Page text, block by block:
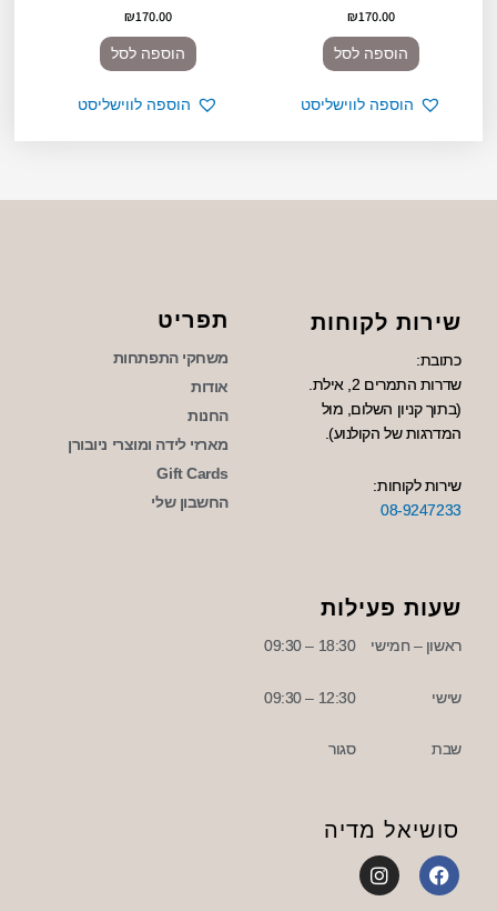
₪170.00
הוספה לסל
הוספה לווישליסט
₪170.00
הוספה לסל
הוספה לווישליסט
שירות לקוחות
כתובת:
שדרות התמרים 2, אילת.
(בתוך קניון השלום, מול
המדרגות של הקולנוע).
שירות לקוחות:
08-9247233
תפריט
משחקי התפתחות
אודות
החנות
מארזי לידה ומוצרי ניובורן
Gift Cards
החשבון שלי
שעות פעילות
ראשון – חמישי
שישי
שבת
18:30 – 09:30
12:30 – 09:30
סגור
סושיאל מדיה
F
a
I
n